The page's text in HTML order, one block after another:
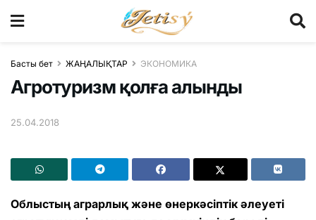
Басты бет ЖАҢАЛЫҚТАР ЭКОНОМИКА
Агротуризм қолға алынды
25.04.2018
Облыстың аграрлық және өнеркәсіптік әлеуеті